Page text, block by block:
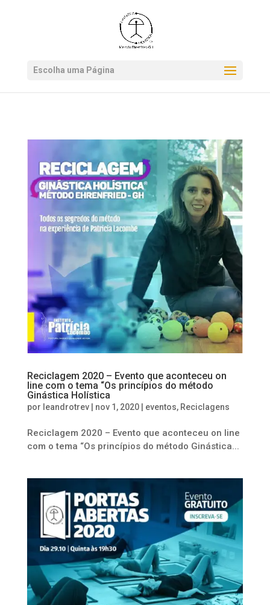
Escolha uma Página
Reciclagem 2020 – Evento que aconteceu on
line com o tema “Os princípios do método
Ginástica Holística
por leandrotrev| nov 1, 2020| eventos, Reciclagens
Reciclagem 2020 – Evento que aconteceu on line
com o tema “Os princípios do método Ginástica...